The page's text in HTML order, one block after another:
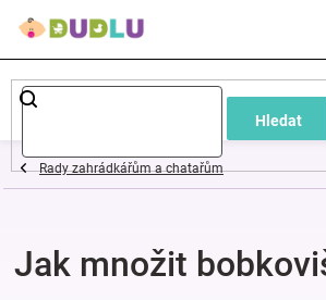
Hledat
Dětské
a
oblečení
Rady zahrádkářům a chatařům
Jak množit